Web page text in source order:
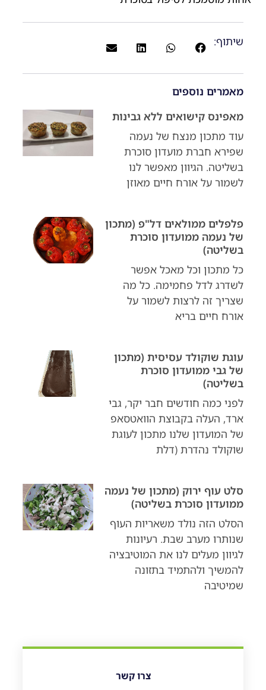
שיתוף:
מאמרים נוספים
מאפינס קישואים ללא גבינות
עוד מתכון מנצח של נעמה
שפירא חברת מועדון סוכרת
בשליטה. הגיוון מאפשר לנו
לשמור על אורח חיים מאוזן
פלפלים ממולאים דל"פ (מתכון
של נעמה ממועדון סוכרת
בשליטה)
כל מתכון וכל מאכל אפשר
לשדרג לדל פחמימה. כל מה
שצריך זה לרצות לשמור על
אורח חיים בריא
עוגת שוקולד עסיסית (מתכון
של גבי ממועדון סוכרת
בשליטה)
לפני כמה חודשים חבר יקר, גבי
ארד, העלה בקבוצת הוואטסאפ
של המועדון שלנו מתכון לעוגת
שוקולד נהדרת (דלת
סלט עוף ירוק (מתכון של נעמה
ממועדון סוכרת בשליטה)
הסלט הזה נולד משאריות העוף
שנותרו מערב שבת. רעיונות
לגיוון מעלים לנו את המוטיבציה
להמשיך ולהתמיד בתזונה
שמיטיבה
צרו קשר